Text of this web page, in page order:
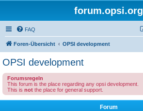
forum.opsi.org
FAQ
Foren-Übersicht OPSI development
OPSI development
Forumsregeln
This forum is the place regarding any opsi development.
This is not the place for general support.
Forum